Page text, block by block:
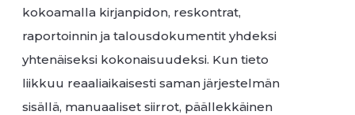
kokoamalla kirjanpidon, reskontrat,
raportoinnin ja talousdokumentit yhdeksi
yhtenäiseksi kokonaisuudeksi. Kun tieto
liikkuu reaaliaikaisesti saman järjestelmän
sisällä, manuaaliset siirrot, päällekkäinen